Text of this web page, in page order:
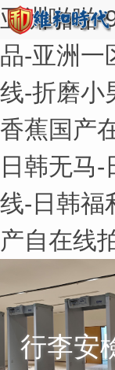
亚洲啪啪-
品-亚洲一
线-折磨小
香蕉国产
日韩无马-
线-日韩福
产自在线
行李安